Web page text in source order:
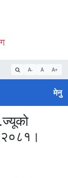
A- A A+
मेनु